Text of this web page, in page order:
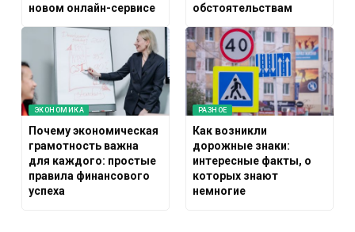
новом онлайн-сервисе
обстоятельствам
ЭКОНОМИКА
Почему экономическая
грамотность важна
для каждого: простые
правила финансового
успеха
РАЗНОЕ
Как возникли
дорожные знаки:
интересные факты, о
которых знают
немногие